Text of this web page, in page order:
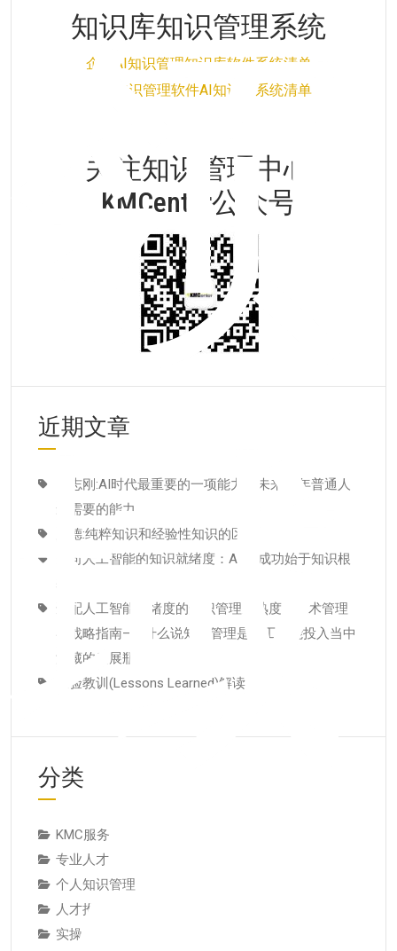
领
域
知识库知识管理系统
企业AI知识管理知识库软件系统清单
个人知识管理软件AI知识库系统清单
关注知识管理中心
KMCenter公众号
近期文章
田志刚:AI时代最重要的一项能力，未来10年普通人
最需要的能力
康德:纯粹知识和经验性知识的区别
面向人工智能的知识就绪度：AI 的成功始于知识根
适配人工智能就绪度的知识管理成熟度：技术管理
者战略指南–为什么说知识管理是人工智能投入当中
潜藏的发展瓶颈
经验教训(Lessons Learned)解读
分类
KMC服务
专业人才
个人知识管理
人才推荐
实操与案例